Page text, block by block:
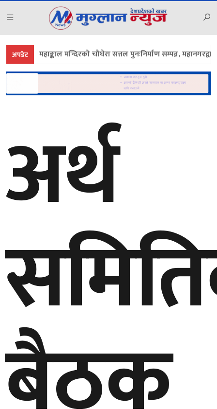
अपडेटमहाङ्काल मन्दिरको चौघेरा सत्तल पुनःनिर्माण सम्पन्न, महानगरद्वारा
अर्थ